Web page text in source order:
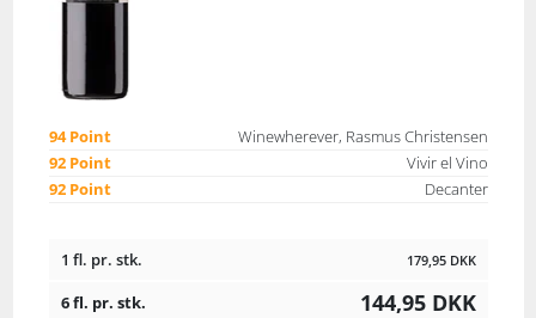
94 Point
Winewherever, Rasmus Christensen
92 Point
Vivir el Vino
92 Point
Decanter
1 fl. pr. stk. 179,95 DKK
6 fl. pr. stk. 144,95 DKK